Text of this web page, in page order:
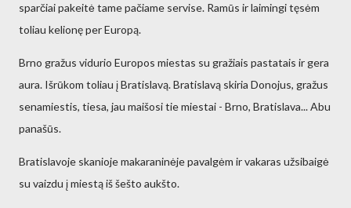
sparčiai pakeitė tame pačiame servise. Ramūs ir laimingi tęsėm
toliau kelionę per Europą.
Brno gražus vidurio Europos miestas su gražiais pastatais ir gera
aura. Išrūkom toliau į Bratislavą. Bratislavą skiria Donojus, gražus
senamiestis, tiesa, jau maišosi tie miestai - Brno, Bratislava... Abu
panašūs.
Bratislavoje skanioje makaraninėje pavalgėm ir vakaras užsibaigė
su vaizdu į miestą iš šešto aukšto.